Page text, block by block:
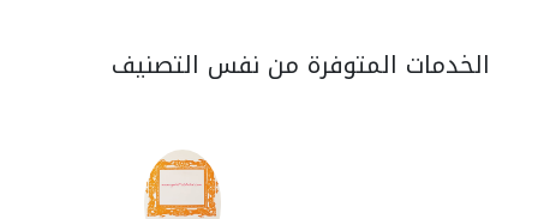
الخدمات المتوفرة من نفس التصنيف